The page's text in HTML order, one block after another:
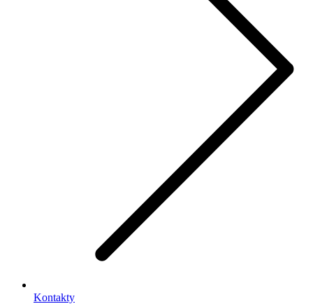
Kontakty